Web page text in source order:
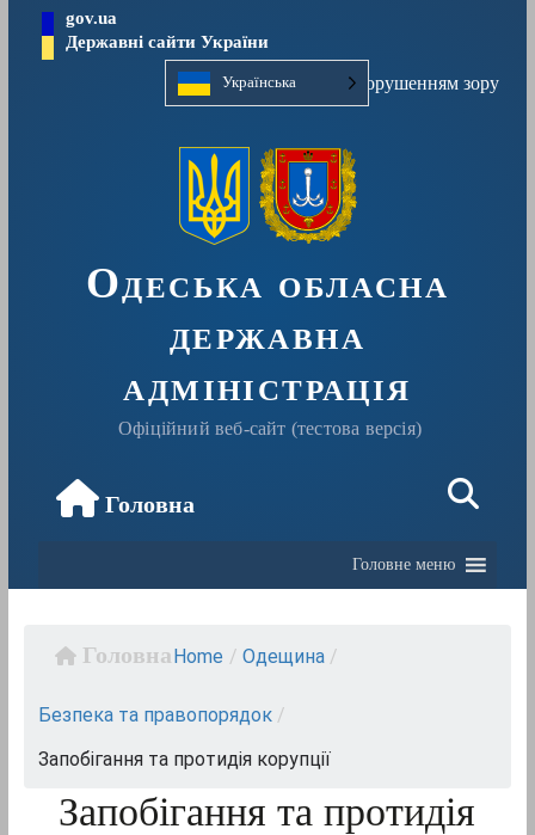
вмісту
gov.ua
Державні сайти України
УкраїнськаЛюдям із порушенням зору
Одеська обласна
державна
адміністрація
Офіційний веб-сайт (тестова версія)
Головне меню
Home / Одещина /
Безпека та правопорядок /
Запобігання та протидія корупції
Запобігання та протидія